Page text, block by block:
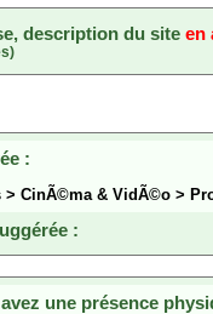
description du site en
:
> CinÃ©ma & VidÃ©o >
:
une présence